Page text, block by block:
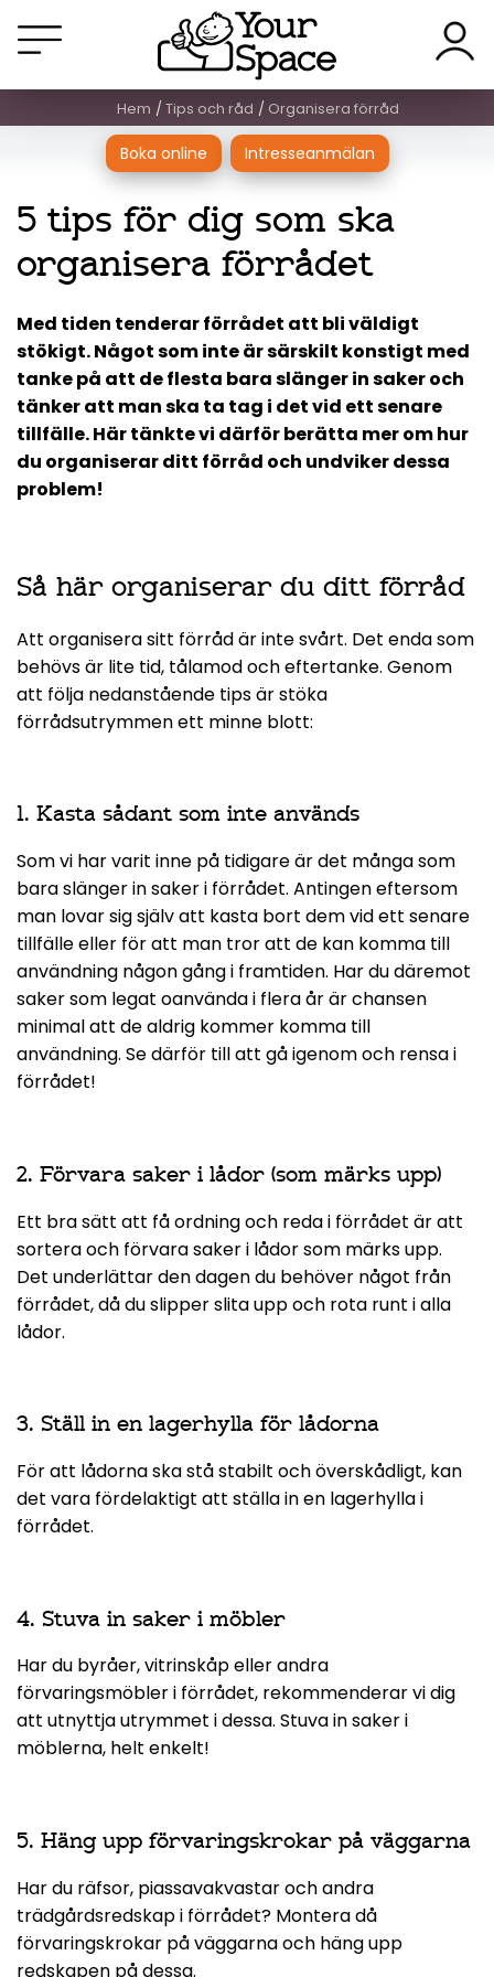
Hem Tips och råd Organisera förråd
Boka online Intresseanmälan
5 tips för dig som ska
organisera förrådet
Med tiden tenderar förrådet att bli väldigt
stökigt. Något som inte är särskilt konstigt med
tanke på att de flesta bara slänger in saker och
tänker att man ska ta tag i det vid ett senare
tillfälle. Här tänkte vi därför berätta mer om hur
du organiserar ditt förråd och undviker dessa
problem!
Så här organiserar du ditt förråd
Att organisera sitt förråd är inte svårt. Det enda som
behövs är lite tid, tålamod och eftertanke. Genom
att följa nedanstående tips är stöka
förrådsutrymmen ett minne blott:
1. Kasta sådant som inte används
Som vi har varit inne på tidigare är det många som
bara slänger in saker i förrådet. Antingen eftersom
man lovar sig själv att kasta bort dem vid ett senare
tillfälle eller för att man tror att de kan komma till
användning någon gång i framtiden. Har du däremot
saker som legat oanvända i flera år är chansen
minimal att de aldrig kommer komma till
användning. Se därför till att gå igenom och rensa i
förrådet!
2. Förvara saker i lådor (som märks upp)
Ett bra sätt att få ordning och reda i förrådet är att
sortera och förvara saker i lådor som märks upp.
Det underlättar den dagen du behöver något från
förrådet, då du slipper slita upp och rota runt i alla
lådor.
3. Ställ in en lagerhylla för lådorna
För att lådorna ska stå stabilt och överskådligt, kan
det vara fördelaktigt att ställa in en lagerhylla i
förrådet.
4. Stuva in saker i möbler
Har du byråer, vitrinskåp eller andra
förvaringsmöbler i förrådet, rekommenderar vi dig
att utnyttja utrymmet i dessa. Stuva in saker i
möblerna, helt enkelt!
5. Häng upp förvaringskrokar på väggarna
Har du räfsor, piassavakvastar och andra
trädgårdsredskap i förrådet? Montera då
förvaringskrokar på väggarna och häng upp
redskapen på dessa.